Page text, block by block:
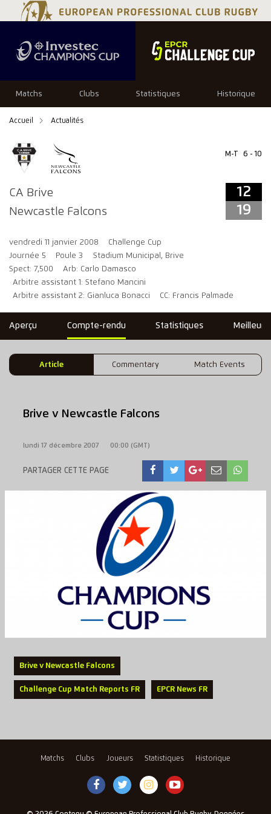
Matchs Clubs Statistiques Historique
Accueil Actualités
CA Brive
Newcastle Falcons
M-T 6 - 10
12
19
vendredi 11 janvier 2008
Challenge Cup
Journée 5
Poule 3
Stadium Municipal, Brive
Spect: 7,500
Arb: Carlo Damasco
Arbitre assistant 1: Stefano Mancini
Arbitre assistant 2: Gianluca Bonacci
CC: Francis Palmade
12 19
Aperçu Compte-rendu Statistiques
Article Commentary Match Events
Brive v Newcastle Falcons
lundi 17 décembre 2007 00:00 (GMT)
PARTAGER CETTE PAGE
Brive v Newcastle Falcons
Challenge Cup Match Reports FR EPCR News FR
Matchs Clubs Joueurs Statistiques Historique